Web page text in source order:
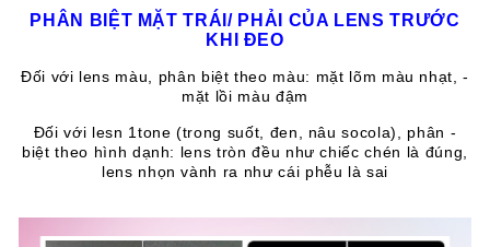
PHÂN BIỆT MẶT TRÁI/ PHẢI CỦA LENS TRƯỚC
KHI ĐEO
- Đối với lens màu, phân biệt theo màu: mặt lõm màu nhạt,
mặt lồi màu đậm
- Đối với lesn 1tone (trong suốt, đen, nâu socola), phân
biệt theo hình dạnh: lens tròn đều như chiếc chén là đúng,
lens nhọn vành ra như cái phễu là sai